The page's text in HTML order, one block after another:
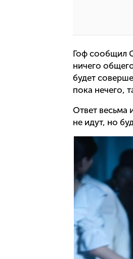
Гоф сообщил
ничего
будет
пока нечего,
Ответ весьма
не идут, но